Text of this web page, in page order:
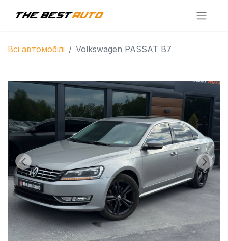
Всі автомобілі Volkswagen PASSAT B7